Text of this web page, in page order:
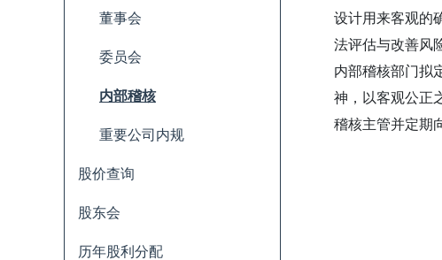
董事会
委员会
内部稽核
重要公司内规
股价查询
股东会
历年股利分配
设计用来客观的
法评估与改善风
内部稽核部门拟
神，以客观公正
稽核主管并定期